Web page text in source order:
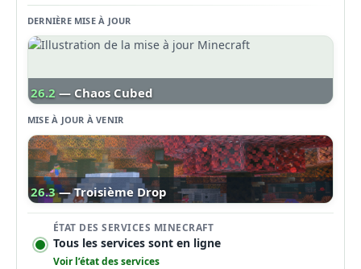
DERNIÈRE MISE À JOUR
26.2 — Chaos Cubed
MISE À JOUR À VENIR
26.3 — Troisième Drop
ÉTAT DES SERVICES MINECRAFT
Tous les services sont en ligne
Voir l’état des services